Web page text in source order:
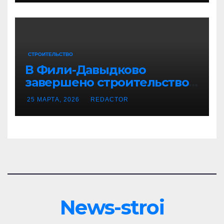
современными
технологиями 🚇
СТРОИТЕЛЬСТВО
В Фили-Давыдково
завершено строительство
двух современных бизнес-
центров с развитой
инфраструктурой
25 МАРТА, 2026 REDACTOR
News-stroi